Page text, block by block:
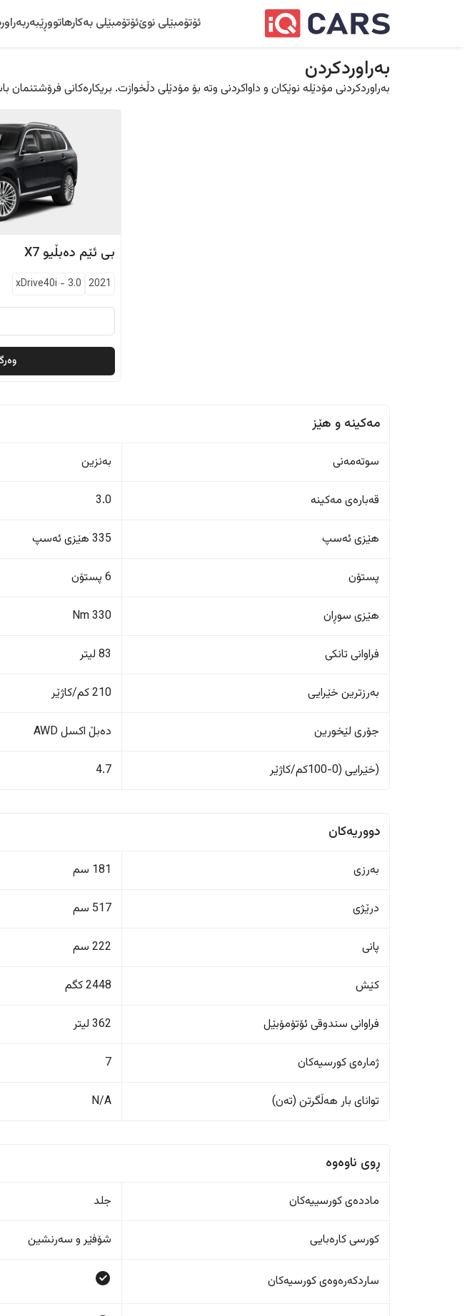
ئۆتۆمبێلی نوێئۆتۆمبێلی بەکارهاتووڕێبەر
بەراوردکردن
بەراوردکردنی مۆدێلە نوێکان و داواکردنی وتە بۆ مۆدێلی دڵخوازت. بریکارەکانی
بی ئێم دەبڵیو X7
2021
xDrive40i - 3.0
مەکینە و هێز
سوتەمەنی بەنزین
قەبارەی مەکینە 3.0
هێزی ئەسپ 335 هێزی ئەسپ
پستۆن 6 پستۆن
هێزی سوڕان 330 Nm
فراوانی تانکی 83 لیتر
بەرزترین خێرایی 210 کم/کاژێر
جۆری لێخورین دەبڵ اکسل AWD
(خێرایی (0-100کم/کاژێر 4.7
دووریەکان
بەرزی 181 سم
درێژی 517 سم
پانی 222 سم
کێش 2448 کگم
فراوانی سندوقی ئۆتۆمۆبێل 362 لیتر
ژمارەی کورسیەکان 7
تواناى بار هەڵگرتن (تەن) N/A
ڕوی ناوەوە
ماددەی کورسییەکان جلد
کورسی کارەبایی شۆفێر و سەرنشین
ساردکەرەوەی کورسیەکان